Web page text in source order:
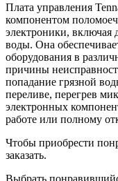
Плата управления
компонентом
электроники, включая
воды. Она
оборудования в
причины
попадание грязной
переливе, перегрев
электронных
работе или полному
Чтобы приобрести
заказать.